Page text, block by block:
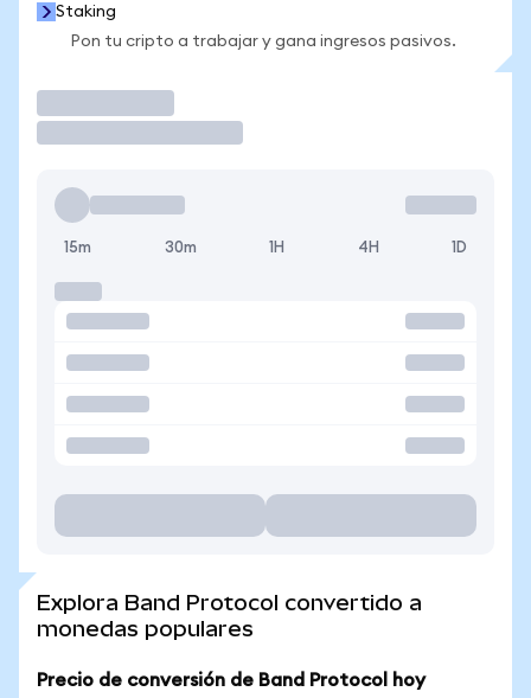
Staking
Pon tu cripto a trabajar y gana ingresos pasivos.
15m 30m 1H 4H 1D
Explora Band Protocol convertido a
monedas populares
Precio de conversión de Band Protocol hoy